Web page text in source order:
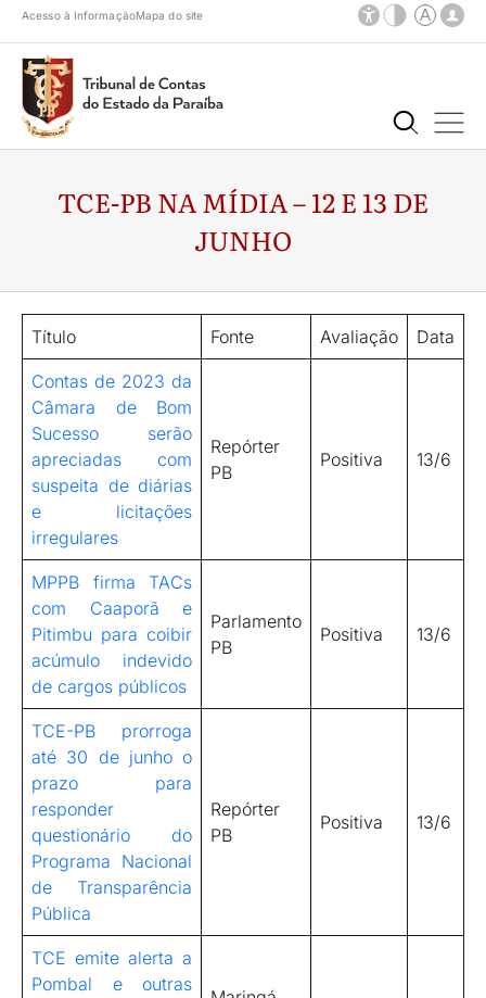
Acesso à InformaçãoMapa do site
TCE-PB NA MÍDIA – 12 E 13 DE
JUNHO
Título Fonte Avaliação Data
Contas de 2023 da
Câmara de Bom
Sucesso serão
apreciadas com
suspeita de diárias
e licitações
irregulares
Repórter
PB
Positiva 13/6
MPPB firma TACs
com Caaporã e
Pitimbu para coibir
acúmulo indevido
de cargos públicos
Parlamento
PB
Positiva 13/6
TCE-PB prorroga
até 30 de junho o
prazo para
responder
questionário do
Programa Nacional
de Transparência
Pública
Repórter
PB
Positiva 13/6
TCE emite alerta a
Pombal e outras